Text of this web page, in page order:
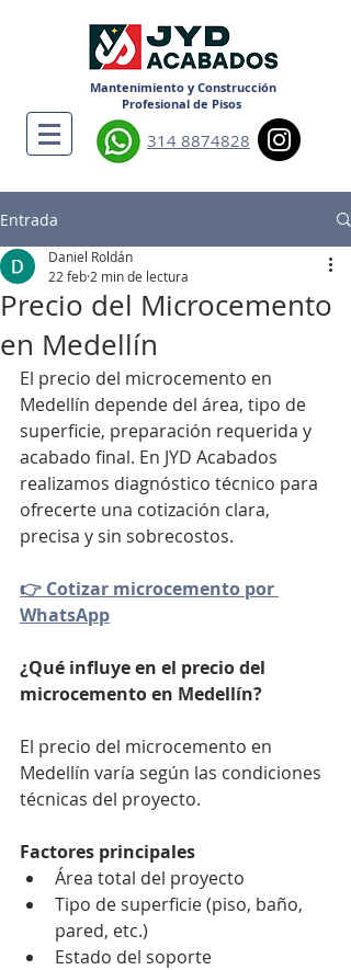
Mantenimiento y Construcción
Profesional de Pisos
314 8874828
Entrada
Precio del Microcemento
en Medellín
Daniel Roldán
22 feb 2 min de lectura
El precio del microcemento en
Medellín depende del área, tipo de
superficie, preparación requerida y
acabado final. En JYD Acabados
realizamos diagnóstico técnico para
ofrecerte una cotización clara,
precisa y sin sobrecostos.
👉 Cotizar microcemento por
WhatsApp
¿Qué influye en el precio del
microcemento en Medellín?
El precio del microcemento en
Medellín varía según las condiciones
técnicas del proyecto.
Factores principales
Área total del proyecto
Tipo de superficie (piso, baño,
pared, etc.)
Estado del soporte